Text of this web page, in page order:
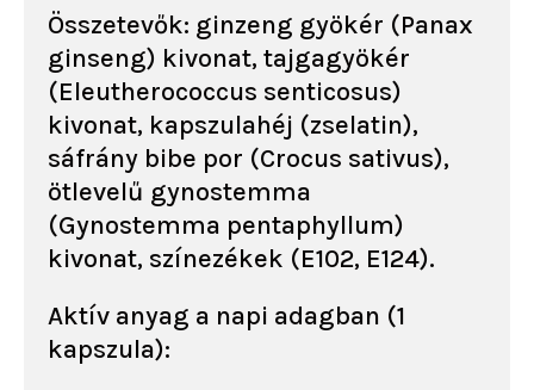
Összetevők: ginzeng gyökér (Panax
ginseng) kivonat, tajgagyökér
(Eleutherococcus senticosus)
kivonat, kapszulahéj (zselatin),
sáfrány bibe por (Crocus sativus),
ötlevelű gynostemma
(Gynostemma pentaphyllum)
kivonat, színezékek (E102, E124).
Aktív anyag a napi adagban (1
kapszula):